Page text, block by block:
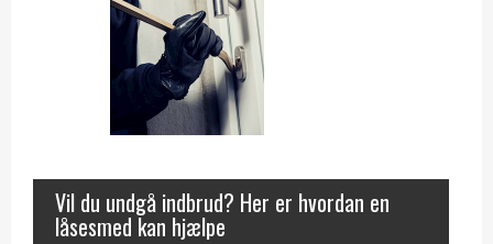
Vil du undgå indbrud? Her er hvordan en
låsesmed kan hjælpe